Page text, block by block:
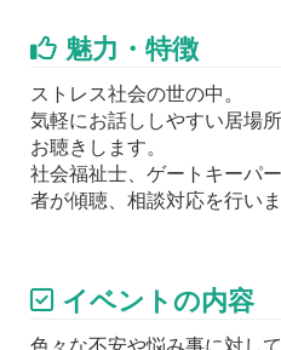
魅力・特徴
ストレス社会の世の中。
気軽にお話ししやすい居場
お聴きします。
社会福祉士、ゲートキーパ
者が傾聴、相談対応を行いま
イベントの内容
色々な不安や悩み事に対し